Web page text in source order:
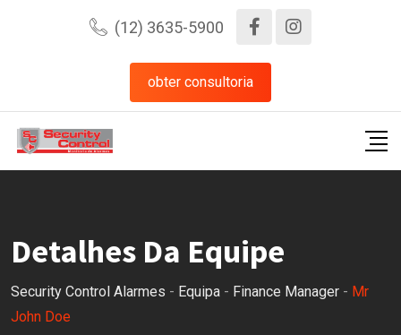
(12) 3635-5900
obter consultoria
Detalhes Da Equipe
Security Control Alarmes - Equipa - Finance Manager - Mr
John Doe